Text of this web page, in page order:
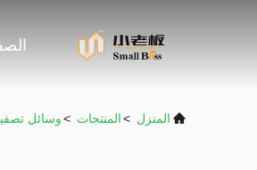
المنزل >المنتجات >وسائل